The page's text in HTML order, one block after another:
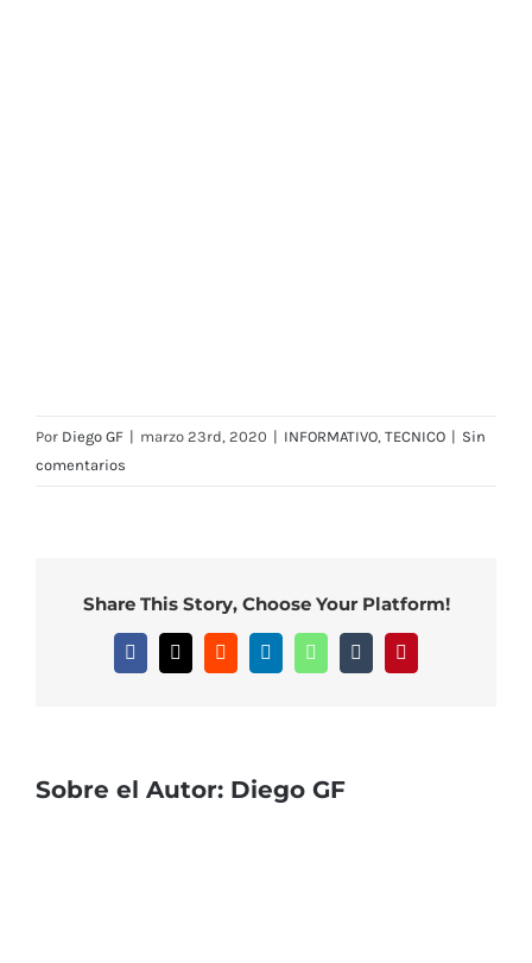
Por Diego GF | marzo 23rd, 2020 | INFORMATIVO, TECNICO | Sin
comentarios
Share This Story, Choose Your Platform!
Facebook
X RedditLinkedInWhatsAppTumblrPinterest
Sobre el Autor: Diego GF